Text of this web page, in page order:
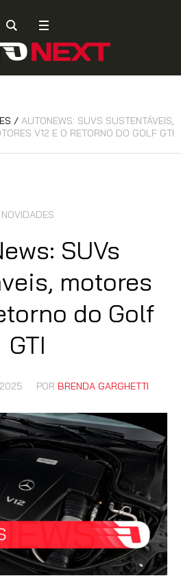
/ AUTONEWS: SUVS SUSTENTÁVEIS,
V12 E O RETORNO DO GOLF GTI
NOVIDADES
SUVs
motores
do Golf
GTI
POR BRENDA GARGHETTI